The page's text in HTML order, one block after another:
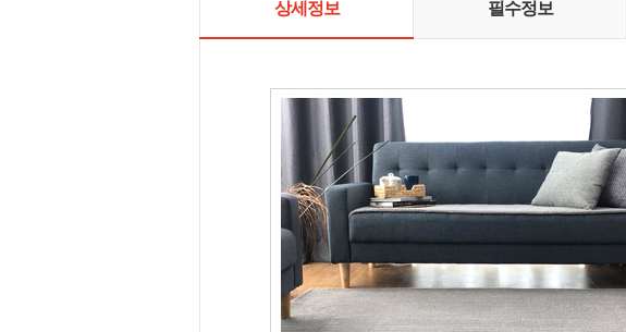
상세정보 필수정보